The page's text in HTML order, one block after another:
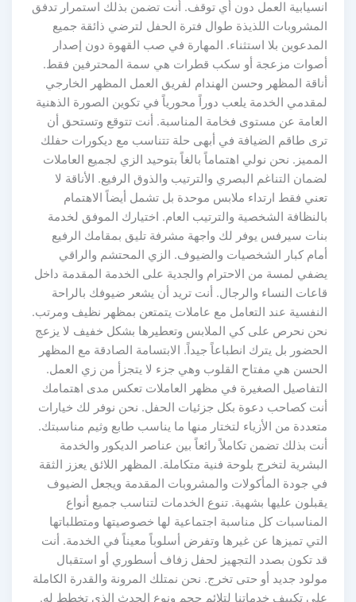
انسيابية العمل دون أي توقف. أنت تضمن بذلك استمرار تدفق
المشروبات اللذيذة طوال فترة الحفل لترضي ذائقة جميع
المدعوين بلا استثناء. المهارة في صب القهوة دون إصدار
أصوات مزعجة أو سكب قطرات هي سمة المحترفين فقط.
أناقة المظهر وحسن الهندام لفريق العمل المظهر الخارجي
لمقدمي الخدمة يلعب دوراً محورياً في تكوين الصورة الذهنية
العامة عن مستوى فخامة المناسبة. أنت تتوقع وتستحق أن
ترى طاقم الضيافة في أبهى حلة تتناسب مع ديكورات حفلك
المميز. نحن نولي اهتماماً بالغاً بتوحيد الزي لجميع العاملات
لضمان التناغم البصري والترتيب والذوق الرفيع. الأناقة لا
تعني فقط ارتداء ملابس موحدة بل تشمل أيضاً الاهتمام
بالنظافة الشخصية والترتيب العام. اختيارك الموفق لخدمة
بنات سيرفس يوفر لك واجهة مشرفة تليق بمقامك الرفيع
أمام كبار الشخصيات والضيوف. الزي المحتشم والراقي
يضفي لمسة من الاحترام والجدية على الخدمة المقدمة داخل
قاعات النساء والرجال. أنت تريد أن يشعر ضيوفك بالراحة
النفسية عند التعامل مع عاملات يتمتعن بمظهر نظيف ومرتب.
نحن نحرص على كي الملابس وتعطيرها بشكل خفيف لا يزعج
الحضور بل يترك انطباعاً جيداً. الابتسامة الصادقة مع المظهر
الحسن هي مفتاح القلوب وهي جزء لا يتجزأ من زي العمل.
التفاصيل الصغيرة في مظهر العاملات تعكس مدى اهتمامك
أنت كصاحب دعوة بكل جزئيات الحفل. نحن نوفر لك خيارات
متعددة من الأزياء لتختار منها ما يناسب طابع وثيم مناسبتك.
أنت بذلك تضمن تكاملاً رائعاً بين عناصر الديكور والخدمة
البشرية لتخرج بلوحة فنية متكاملة. المظهر اللائق يعزز الثقة
في جودة المأكولات والمشروبات المقدمة ويجعل الضيوف
يقبلون عليها بشهية. تنوع الخدمات لتناسب جميع أنواع
المناسبات كل مناسبة اجتماعية لها خصوصيتها ومتطلباتها
التي تميزها عن غيرها وتفرض أسلوباً معيناً في الخدمة. أنت
قد تكون بصدد التجهيز لحفل زفاف أسطوري أو استقبال
مولود جديد أو حتى تخرج. نحن نمتلك المرونة والقدرة الكاملة
على تكييف خدماتنا لتلائم حجم ونوع الحدث الذي تخطط له.